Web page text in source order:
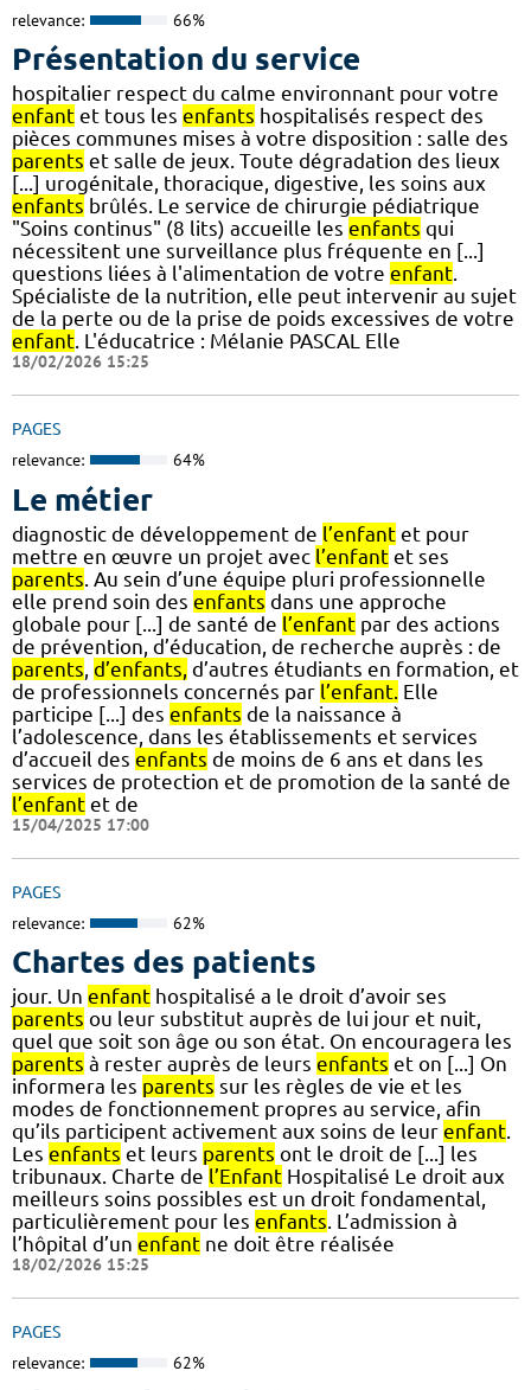
relevance: 66%
Présentation du service
hospitalier respect du calme environnant pour votre
enfant et tous les enfants hospitalisés respect des
pièces communes mises à votre disposition : salle des
parents et salle de jeux. Toute dégradation des lieux
[...] urogénitale, thoracique, digestive, les soins aux
enfants brûlés. Le service de chirurgie pédiatrique
"Soins continus" (8 lits) accueille les enfants qui
nécessitent une surveillance plus fréquente en [...]
questions liées à l'alimentation de votre enfant.
Spécialiste de la nutrition, elle peut intervenir au sujet
de la perte ou de la prise de poids excessives de votre
enfant. L'éducatrice : Mélanie PASCAL Elle
18/02/2026 15:25
PAGES
relevance: 64%
Le métier
diagnostic de développement de l’enfant et pour
mettre en œuvre un projet avec l’enfant et ses
parents . Au sein d’une équipe pluri professionnelle
elle prend soin des enfants dans une approche
globale pour [...] de santé de l’enfant par des actions
de prévention, d’éducation, de recherche auprès : de
parents d’enfants, d’autres étudiants en formation, et
de professionnels concernés par l’enfant. Elle
participe [...] des enfants de la naissance à
l’adolescence, dans les établissements et services
d’accueil des enfants de moins de 6 ans et dans les
services de protection et de promotion de la santé de
l’enfant et de
15/04/2025 17:00
PAGES
relevance: 62%
Chartes des patients
jour. Un enfant hospitalisé a le droit d’avoir ses
parents ou leur substitut auprès de lui jour et nuit,
quel que soit son âge ou son état. On encouragera les
parents à rester auprès de leurs enfants et on [...] On
informera les parents sur les règles de vie et les
modes de fonctionnement propres au service, afin
qu’ils participent activement aux soins de leur enfant.
Les enfants et leurs parents ont le droit de [...] les
tribunaux. Charte de l’Enfant Hospitalisé Le droit aux
meilleurs soins possibles est un droit fondamental,
particulièrement pour les enfants. L’admission à
l’hôpital d’un enfant ne doit être réalisée
18/02/2026 15:25
PAGES
relevance: 62%